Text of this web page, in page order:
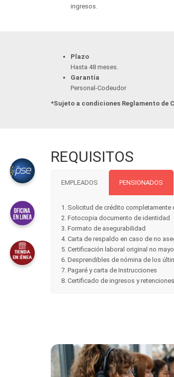
ingresos.
Plazo
Hasta 48 meses.
Garantía
Personal-Codeudor
*Sujeto a condiciones Reglamento de
REQUISITOS
EMPLEADOS PENSIONADOS
1. Solicitud de crédito completamente
2. Fotocopia documento de identidad
3. Formato de asegurabilidad
4. Carta de respaldo en caso de no
5. Certificación laboral original no
6. Desprendibles de nómina de los
7. Pagaré y carta de Instrucciones
8. Certificado de ingresos y